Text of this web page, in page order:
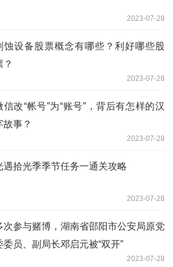
2023-07-28
蚀设备股票概念有哪些？利好哪些股
？
2023-07-28
信改“帐号”为“账号”，背后有怎样的汉
故事？
2023-07-28
遇拾光季季节任务一通关攻略
2023-07-28
次参与赌博，湖南省邵阳市公安局原党
委员、副局长邓启元被“双开”
2023-07-28